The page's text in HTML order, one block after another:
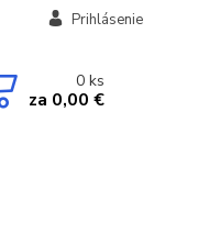
Prihlásenie
0ks
za 0,00 €